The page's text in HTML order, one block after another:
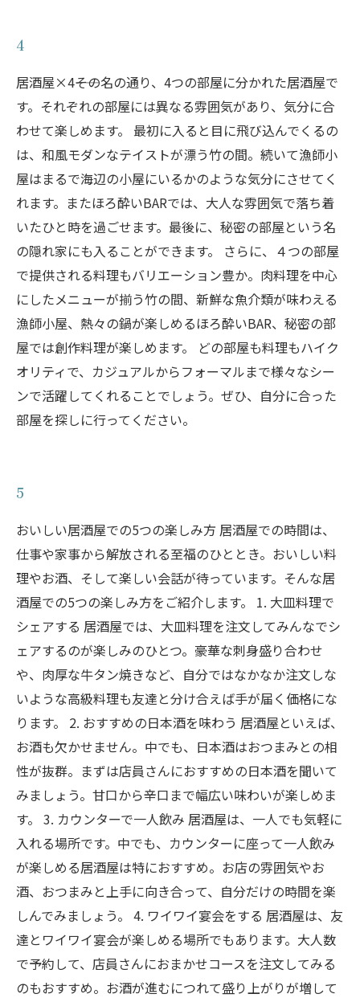
4
居酒屋×4――その名の通り、4つの部屋に分かれた居酒屋で
す。それぞれの部屋には異なる雰囲気があり、気分に合
わせて楽しめます。 最初に入ると目に飛び込んでくるの
は、和風モダンなテイストが漂う竹の間。続いて漁師小
屋はまるで海辺の小屋にいるかのような気分にさせてく
れます。またほろ酔いBARでは、大人な雰囲気で落ち着
いたひと時を過ごせます。最後に、秘密の部屋という名
の隠れ家にも入ることができます。 さらに、４つの部屋
で提供される料理もバリエーション豊か。肉料理を中心
にしたメニューが揃う竹の間、新鮮な魚介類が味わえる
漁師小屋、熱々の鍋が楽しめるほろ酔いBAR、秘密の部
屋では創作料理が楽しめます。 どの部屋も料理もハイク
オリティで、カジュアルからフォーマルまで様々なシー
ンで活躍してくれることでしょう。ぜひ、自分に合った
部屋を探しに行ってください。
5
おいしい居酒屋での5つの楽しみ方 居酒屋での時間は、
仕事や家事から解放される至福のひととき。おいしい料
理やお酒、そして楽しい会話が待っています。そんな居
酒屋での5つの楽しみ方をご紹介します。 1. 大皿料理で
シェアする 居酒屋では、大皿料理を注文してみんなでシ
ェアするのが楽しみのひとつ。豪華な刺身盛り合わせ
や、肉厚な牛タン焼きなど、自分ではなかなか注文しな
いような高級料理も友達と分け合えば手が届く価格にな
ります。 2. おすすめの日本酒を味わう 居酒屋といえば、
お酒も欠かせません。中でも、日本酒はおつまみとの相
性が抜群。まずは店員さんにおすすめの日本酒を聞いて
みましょう。甘口から辛口まで幅広い味わいが楽しめま
す。 3. カウンターで一人飲み 居酒屋は、一人でも気軽に
入れる場所です。中でも、カウンターに座って一人飲み
が楽しめる居酒屋は特におすすめ。お店の雰囲気やお
酒、おつまみと上手に向き合って、自分だけの時間を楽
しんでみましょう。 4. ワイワイ宴会をする 居酒屋は、友
達とワイワイ宴会が楽しめる場所でもあります。大人数
で予約して、店員さんにおまかせコースを注文してみる
のもおすすめ。お酒が進むにつれて盛り上がりが増して